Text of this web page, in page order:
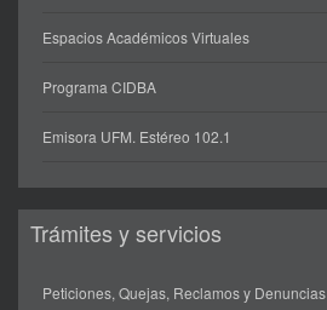
Espacios Académicos Virtuales
Programa CIDBA
Emisora UFM. Estéreo 102.1
Trámites y servicios
Peticiones, Quejas, Reclamos y Denuncias